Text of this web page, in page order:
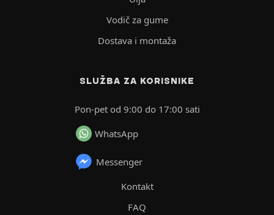
Vodič za gume
Dostava i montaža
SLUŽBA ZA KORISNIKE
Pon-pet od 9:00 do 17:00 sati
WhatsApp
Messenger
Kontakt
FAQ